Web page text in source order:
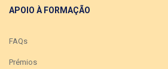
APOIO À FORMAÇÃO
FAQs
Prémios